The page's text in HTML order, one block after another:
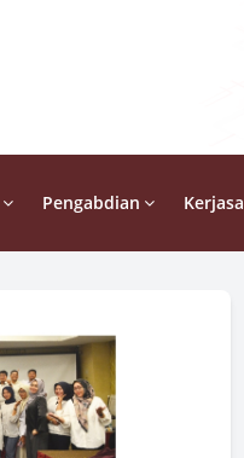
Pengabdian